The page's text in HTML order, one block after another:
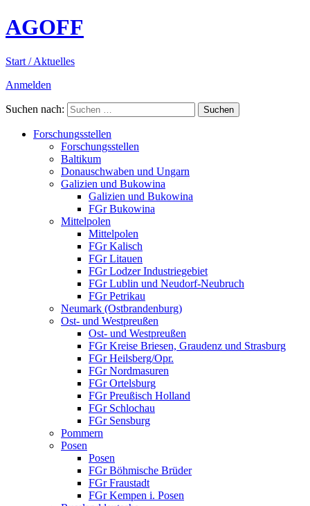
AGOFF
Start / Aktuelles
Anmelden
Suchen nach:
Forschungsstellen
Forschungsstellen
Baltikum
Donauschwaben und Ungarn
Galizien und Bukowina
Galizien und Bukowina
FGr Bukowina
Mittelpolen
Mittelpolen
FGr Kalisch
FGr Litauen
FGr Lodzer Industriegebiet
FGr Lublin und Neudorf-Neubruch
FGr Petrikau
Neumark (Ostbrandenburg)
Ost- und Westpreußen
Ost- und Westpreußen
FGr Kreise Briesen, Graudenz und Strasburg
FGr Heilsberg/Opr.
FGr Nordmasuren
FGr Ortelsburg
FGr Preußisch Holland
FGr Schlochau
FGr Sensburg
Pommern
Posen
Posen
FGr Böhmische Brüder
FGr Fraustadt
FGr Kempen i. Posen